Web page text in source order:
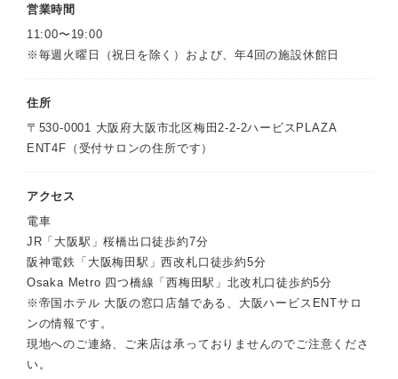
営業時間
11:00〜19:00
※毎週火曜日（祝日を除く）および、年4回の施設休館日
住所
〒530-0001 大阪府大阪市北区梅田2-2-2ハービスPLAZA
ENT4F（受付サロンの住所です）
アクセス
電車
JR「大阪駅」桜橋出口徒歩約7分
阪神電鉄「大阪梅田駅」西改札口徒歩約5分
Osaka Metro 四つ橋線「西梅田駅」北改札口徒歩約5分
※帝国ホテル 大阪の窓口店舗である、大阪ハービスENTサロ
ンの情報です。
現地へのご連絡、ご来店は承っておりませんのでご注意くださ
い。